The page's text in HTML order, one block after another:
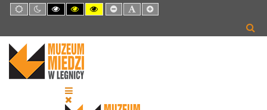
Default
mode
Night
mode
High
Contrast
mode
High
Contrast
mode
High
Contrast
mode
Set
Smaller
Set
Default
Set
Larger